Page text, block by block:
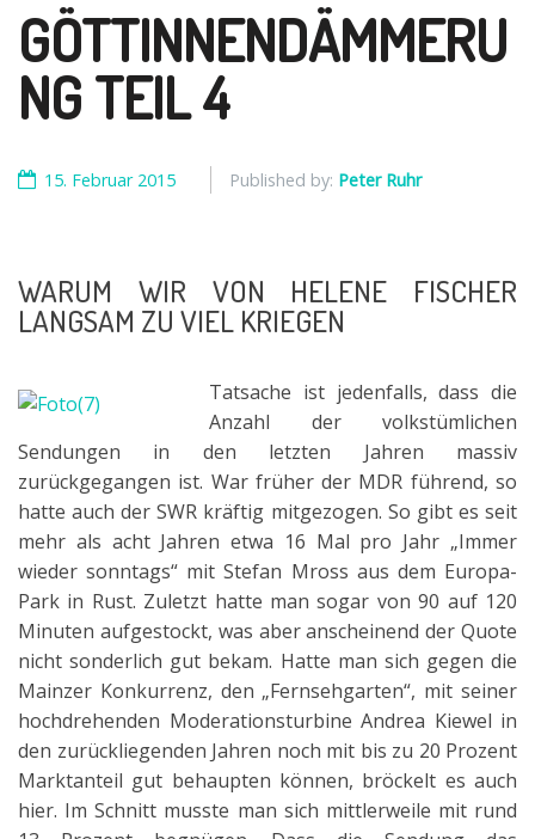
GÖTTINNENDÄMMERU
NG TEIL 4
15. Februar 2015 Published by: Peter Ruhr
WARUM WIR VON HELENE FISCHER
LANGSAM ZU VIEL KRIEGEN
Tatsache ist jedenfalls, dass die
Anzahl der volkstümlichen
Sendungen in den letzten Jahren massiv
zurückgegangen ist. War früher der MDR führend, so
hatte auch der SWR kräftig mitgezogen. So gibt es seit
mehr als acht Jahren etwa 16 Mal pro Jahr „Immer
wieder sonntags“ mit Stefan Mross aus dem Europa-
Park in Rust. Zuletzt hatte man sogar von 90 auf 120
Minuten aufgestockt, was aber anscheinend der Quote
nicht sonderlich gut bekam. Hatte man sich gegen die
Mainzer Konkurrenz, den „Fernsehgarten“, mit seiner
hochdrehenden Moderationsturbine Andrea Kiewel in
den zurückliegenden Jahren noch mit bis zu 20 Prozent
Marktanteil gut behaupten können, bröckelt es auch
hier. Im Schnitt musste man sich mittlerweile mit rund